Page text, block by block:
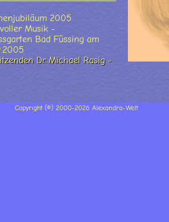
2005
Musik -
Bad Füssing am
Dr. Michael Rasig -
Copyright (©) 2000-2026 Alexandra-Welt